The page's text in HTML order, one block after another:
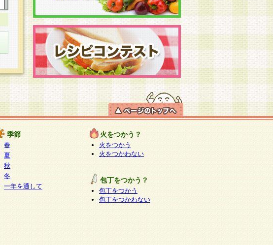
季節
春
夏
秋
冬
一年を通して
火をつかう？
火をつかう
火をつかわない
包丁をつかう？
包丁をつかう
包丁をつかわない